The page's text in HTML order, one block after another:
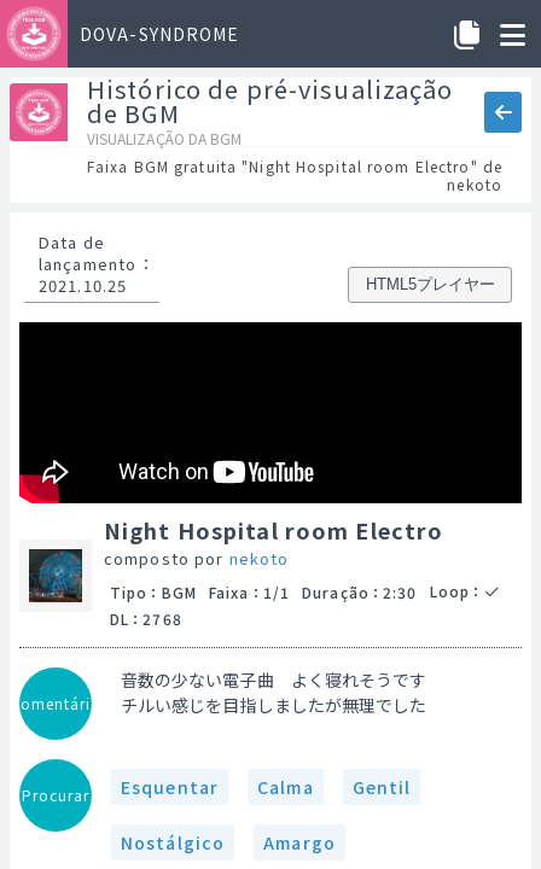
DOVA-SYNDROME
Histórico de pré-visualização
de BGM
VISUALIZAÇÃO DA BGM
Faixa BGM gratuita "Night Hospital room Electro" de
nekoto
Data de
lançamento ：
2021.10.25
HTML5プレイヤー
Night Hospital room Electro
composto por nekoto
Tipo ： BGM Faixa ： 1/1 Duração ： 2:30 Loop ：
DL ： 2768
Comentário
音数の少ない電子曲 よく寝れそうです
チルい感じを目指しましたが無理でした
Procurar Esquentar Calma Gentil
Nostálgico Amargo